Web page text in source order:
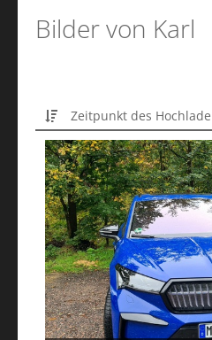
Bilder von Karl
Zeitpunkt des